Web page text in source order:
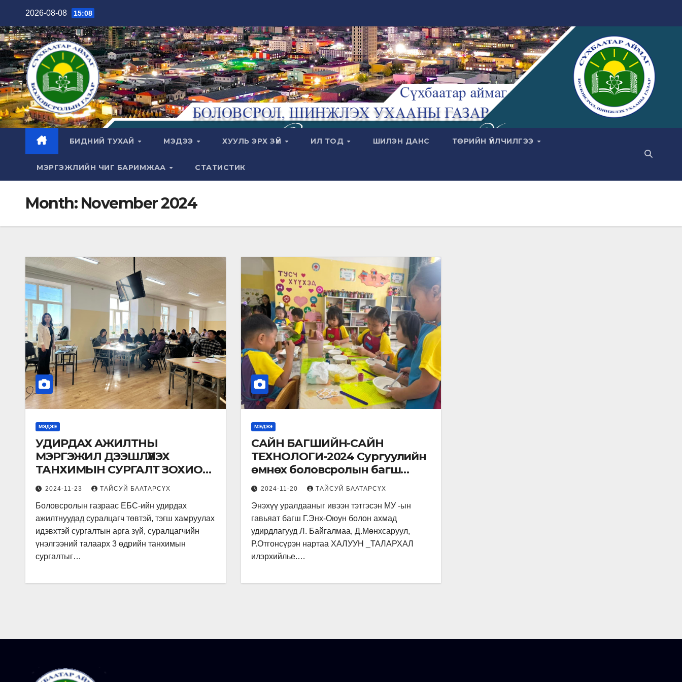
content
2026-08-08 15:08
БИДНИЙ ТУХАЙ МЭДЭЭ ХУУЛЬ ЭРХ ЗҮЙ ИЛ ТОД ШИЛЭН ДАНС ТӨРИЙН ҮЙЛЧИЛГЭЭ
МЭРГЭЖЛИЙН ЧИГ БАРИМЖАА СТАТИСТИК
Month: November 2024
МЭДЭЭ
УДИРДАХ АЖИЛТНЫ
МЭРГЭЖИЛ ДЭЭШЛҮҮЛЭХ
ТАНХИМЫН СУРГАЛТ ЗОХИОН
БАЙГУУЛАГДЛАА.
2024-11-23 ТАЙСУЙ БААТАРСҮХ
Боловсролын газраас ЕБС-ийн удирдах
ажилтнуудад суралцагч төвтэй, тэгш хамруулах
идэвхтэй сургалтын арга зүй, суралцагчийн
үнэлгээний талаарх 3 өдрийн танхимын
сургалтыг…
МЭДЭЭ
САЙН БАГШИЙН-САЙН
ТЕХНОЛОГИ-2024 Сургуулийн
өмнөх боловсролын багш
нарын УР ЧАДВАР-ын
уралдаан хоёр өдрийн турш
амжилттай зохион
байгуулагдлаа.
2024-11-20 ТАЙСУЙ БААТАРСҮХ
Энэхүү уралдааныг ивээн тэтгэсэн МУ -ын
гавьяат багш Г.Энх-Оюун болон ахмад
удирдлагууд Л. Байгалмаа, Д.Мөнхсаруул,
Р.Отгонсүрэн нартаа ХАЛУУН _ТАЛАРХАЛ
илэрхийлье.…